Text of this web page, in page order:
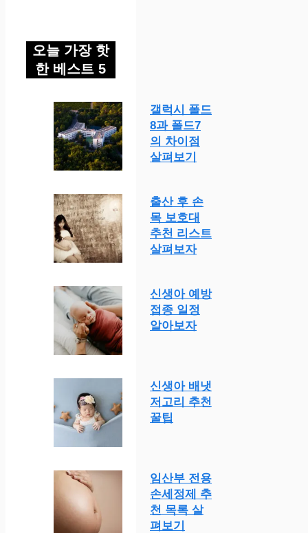
오늘 가장 핫
한 베스트 5
갤럭시 폴드
8과 폴드7
의 차이점
살펴보기
출산 후 손
목 보호대
추천 리스트
살펴보자
신생아 예방
접종 일정
알아보자
신생아 배냇
저고리 추천
꿀팁
임산부 전용
손세정제 추
천 목록 살
펴보기